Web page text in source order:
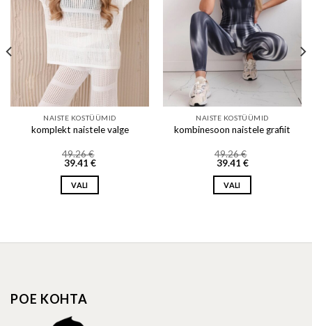
NAISTE KOSTÜÜMID
komplekt naistele valge
49.26€
39.41 €
VALI
multiple
may
NAISTE KOSTÜÜMID
kombinesoon naistele grafiit
49.26€
39.41 €
VALI
multiple
POE KOHTA